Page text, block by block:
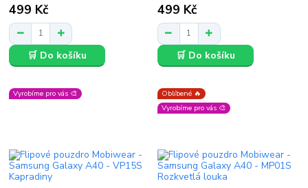
499 Kč
🛒 Do košíku
499 Kč
🛒 Do košíku
Vyrobíme pro vás 🎨
Oblíbené 🔥
Vyrobíme pro vás 🎨